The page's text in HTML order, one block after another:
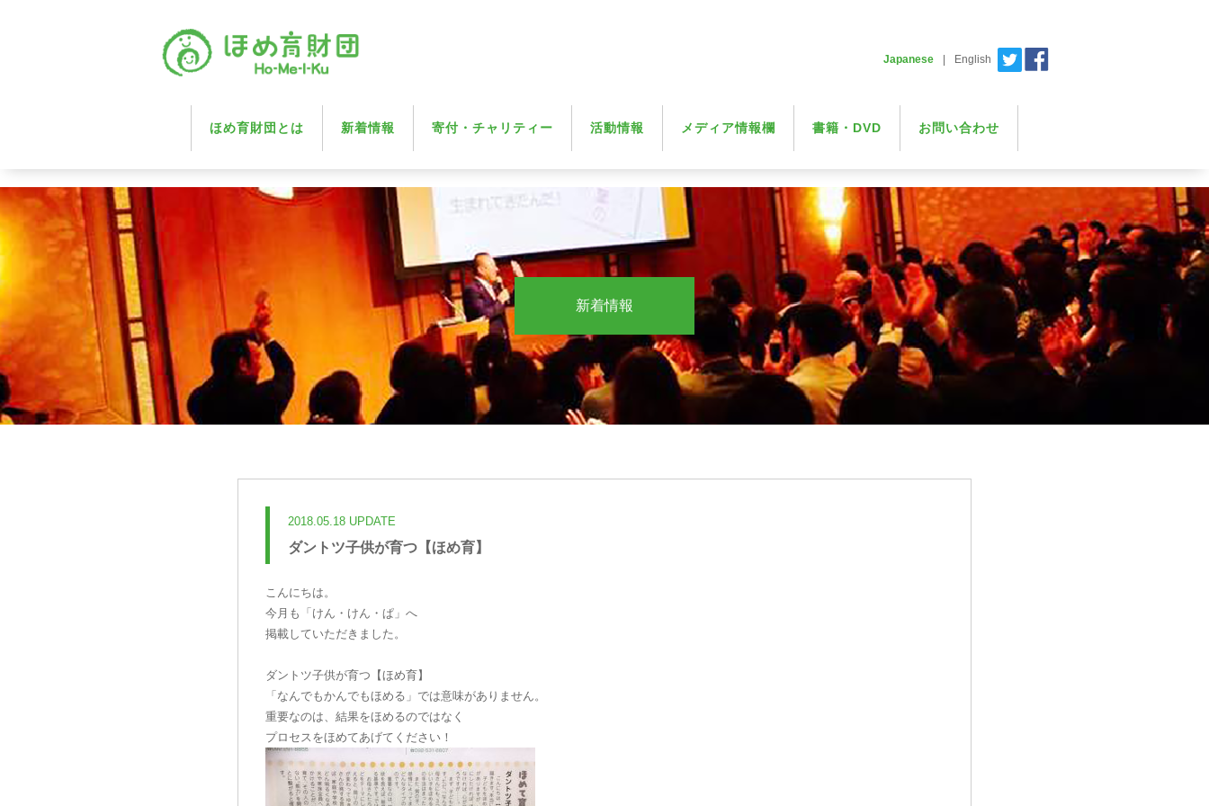
Japanese English
ほめ育財団とは 新着情報 寄付・チャリティー 活動情報 メディア情報欄 書籍・DVD お問い合わせ
新着情報
2018.05.18 UPDATE
ダントツ子供が育つ【ほめ育】
こんにちは。
今月も「けん・けん・ぱ」へ
掲載していただきました。
ダントツ子供が育つ【ほめ育】
「なんでもかんでもほめる」では意味がありません。
重要なのは、結果をほめるのではなく
プロセスをほめてあげてください！